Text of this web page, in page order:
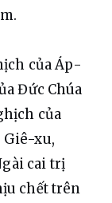
của Áp-
Đức Chúa
của
Giê-xu,
cai trị
chết trên